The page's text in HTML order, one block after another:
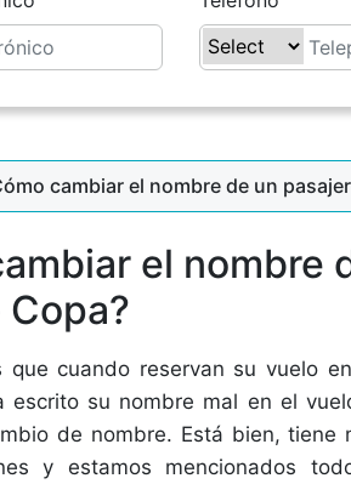
cambiar el nombre de un
el nombre
que cuando reservan su vuelo
escrito su nombre mal en el
de nombre. Está bien, tiene
y estamos mencionados